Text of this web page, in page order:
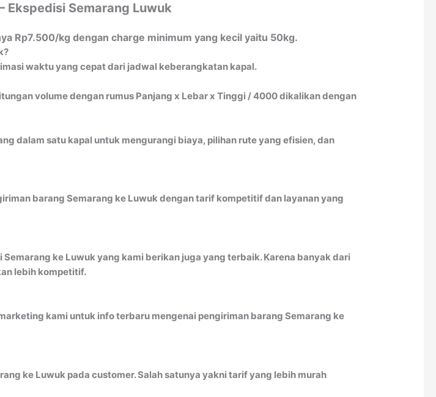
Ekspedisi Semarang Luwuk
Rp7.500/kg dengan charge minimum yang kecil yaitu 50kg.
waktu yang cepat dari jadwal keberangkatan kapal.
volume dengan rumus Panjang x Lebar x Tinggi / 4000 dikalikan dengan
dalam satu kapal untuk mengurangi biaya, pilihan rute yang efisien, dan
barang Semarang ke Luwuk dengan tarif kompetitif dan layanan yang
ke Luwuk yang kami berikan juga yang terbaik. Karena banyak dari
lebih kompetitif.
kami untuk info terbaru mengenai pengiriman barang Semarang ke
ke Luwuk pada customer. Salah satunya yakni tarif yang lebih murah